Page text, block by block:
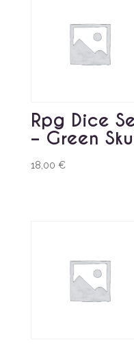
Rpg Dice
– Green
18,00 €